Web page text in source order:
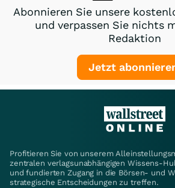
Abonnieren Sie unsere
und verpassen Sie nichts
Redaktion
Jetzt
Profitieren Sie von unserem
zentralen verlagsunabhängigen Wissens-
und fundierten Zugang in die Börsen- und
strategische Entscheidungen zu treffen.